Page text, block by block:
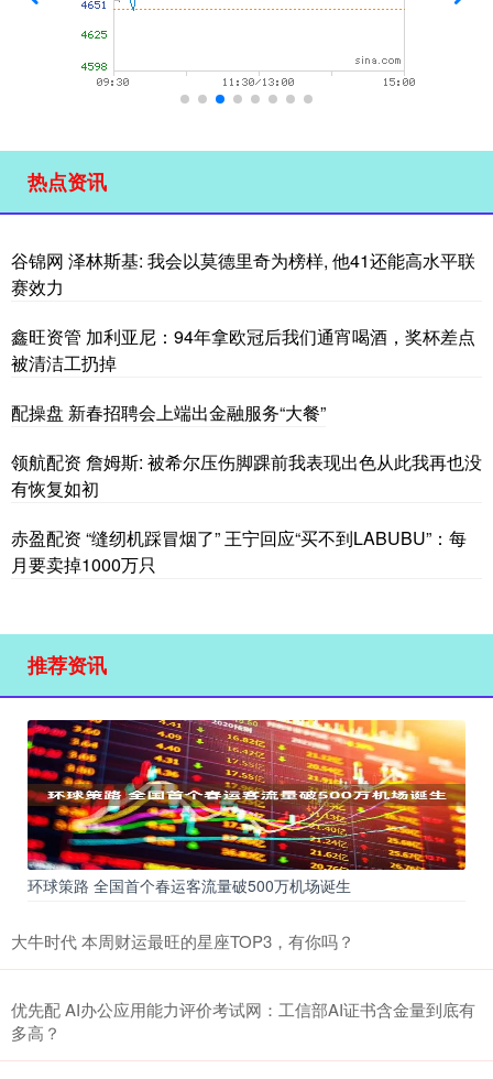
热点资讯
谷锦网 泽林斯基: 我会以莫德里奇为榜样, 他41还能高水平联
赛效力
鑫旺资管 加利亚尼：94年拿欧冠后我们通宵喝酒，奖杯差点
被清洁工扔掉
配操盘 新春招聘会上端出金融服务“大餐”
领航配资 詹姆斯: 被希尔压伤脚踝前我表现出色从此我再也没
有恢复如初
赤盈配资 “缝纫机踩冒烟了” 王宁回应“买不到LABUBU”：每
月要卖掉1000万只
推荐资讯
环球策路 全国首个春运客流量破500万机场诞生
大牛时代 本周财运最旺的星座TOP3，有你吗？
优先配 AI办公应用能力评价考试网：工信部AI证书含金量到底有
多高？